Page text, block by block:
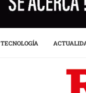
TECNOLOGÍA